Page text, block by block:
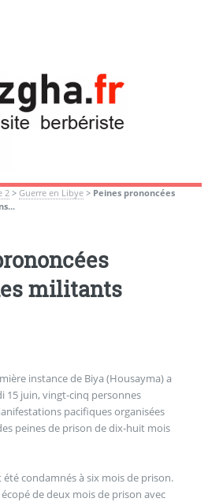
2> Guerre en Libye> Peines prononcées
militants
instance de Biya (Housayma) a
15 juin, vingt-cinq personnes
pacifiques organisées
peines de prison de dix-huit mois
condamnés à six mois de prison.
de deux mois de prison avec